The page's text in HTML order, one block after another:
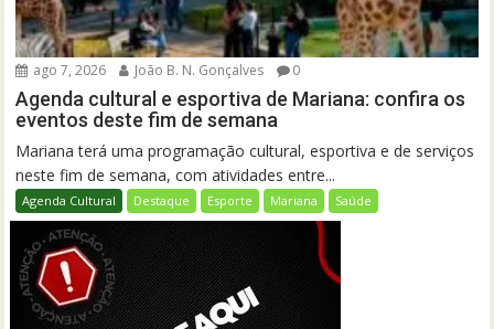
ago 7, 2026 João B. N. Gonçalves 0
Agenda cultural e esportiva de Mariana: confira os
eventos deste fim de semana
Mariana terá uma programação cultural, esportiva e de serviços
neste fim de semana, com atividades entre...
Agenda Cultural Destaque Esporte Mariana Saúde